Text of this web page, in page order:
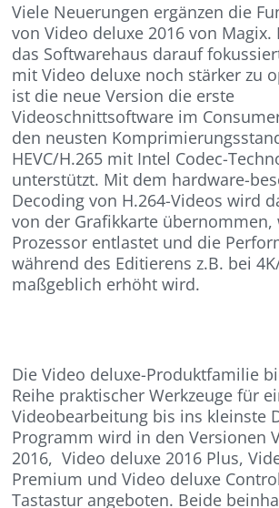
Viele Neuerungen ergänzen die
von Video deluxe 2016 von Magix.
das Softwarehaus darauf
mit Video deluxe noch stärker zu
ist die neue Version die erste
Videoschnittsoftware im
den neusten
HEVC/H.265 mit Intel Codec-
unterstützt. Mit dem hardware-
Decoding von H.264-Videos wird
von der Grafikkarte
Prozessor entlastet und die
während des Editierens z.B. bei
maßgeblich erhöht wird.
Die Video deluxe-Produktfamilie
Reihe praktischer Werkzeuge für
Videobearbeitung bis ins kleinste
Programm wird in den Versionen
2016, Video deluxe 2016 Plus,
Premium und Video deluxe
Tastastur angeboten. Beide